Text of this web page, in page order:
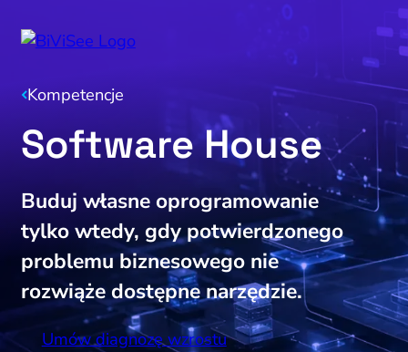
Kompetencje
Software House
Buduj własne oprogramowanie
tylko wtedy, gdy potwierdzonego
problemu biznesowego nie
rozwiąże dostępne narzędzie.
Umów diagnozę wzrostu